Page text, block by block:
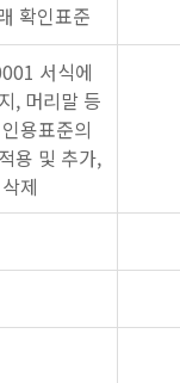
확인표준
서식에
, 머리말 등
용표준의
용 및 추가,
삭제